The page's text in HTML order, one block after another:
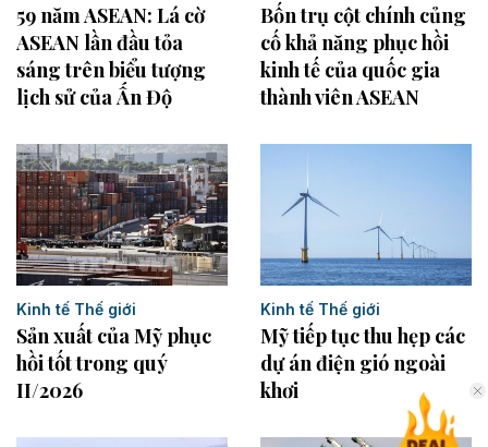
59 năm ASEAN: Lá cờ
ASEAN lần đầu tỏa
sáng trên biểu tượng
lịch sử của Ấn Độ
Bốn trụ cột chính củng
cố khả năng phục hồi
kinh tế của quốc gia
thành viên ASEAN
Kinh tế Thế giới
Sản xuất của Mỹ phục
hồi tốt trong quý
II/2026
Kinh tế Thế giới
Mỹ tiếp tục thu hẹp các
dự án điện gió ngoài
khơi